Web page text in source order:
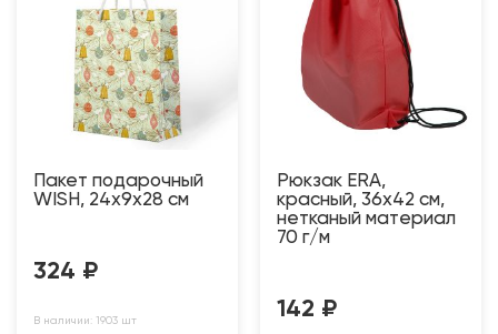
Пакет подарочный
WISH, 24х9х28 см
324 ₽
В наличии: 1903 шт
Рюкзак ERA,
красный, 36х42 см,
нетканый материал
70 г/м
142 ₽